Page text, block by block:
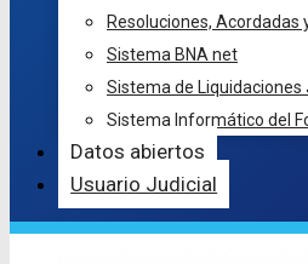
Resoluciones,
Sistema BNA net
Sistema de Liquidaciones
Sistema Informático del
Datos abiertos
Usuario Judicial